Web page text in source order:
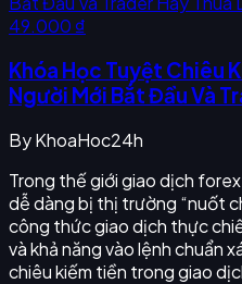
49.000 ₫
Khóa Học Tuyệt Chiêu
Người Mới Bắt Đầu Và
ByKhoaHoc24h
Trong thế giới giao dịch
dễ dàng bị thị trường “nuốt
công thức giao dịch thực
và khả năng vào lệnh chuẩn
chiêu kiếm tiền trong giao